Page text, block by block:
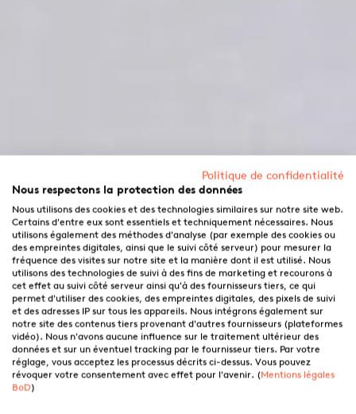
Politique de confidentialité
Nous respectons la protection des données
Nous utilisons des cookies et des technologies similaires sur notre site web.
Certains d'entre eux sont essentiels et techniquement nécessaires. Nous
utilisons également des méthodes d'analyse (par exemple des cookies ou
des empreintes digitales, ainsi que le suivi côté serveur) pour mesurer la
fréquence des visites sur notre site et la manière dont il est utilisé. Nous
utilisons des technologies de suivi à des fins de marketing et recourons à
cet effet au suivi côté serveur ainsi qu'à des fournisseurs tiers, ce qui
permet d'utiliser des cookies, des empreintes digitales, des pixels de suivi
et des adresses IP sur tous les appareils. Nous intégrons également sur
notre site des contenus tiers provenant d'autres fournisseurs (plateformes
vidéo). Nous n'avons aucune influence sur le traitement ultérieur des
données et sur un éventuel tracking par le fournisseur tiers. Par votre
réglage, vous acceptez les processus décrits ci-dessus. Vous pouvez
révoquer votre consentement avec effet pour l'avenir. (Mentions légales
BoD)